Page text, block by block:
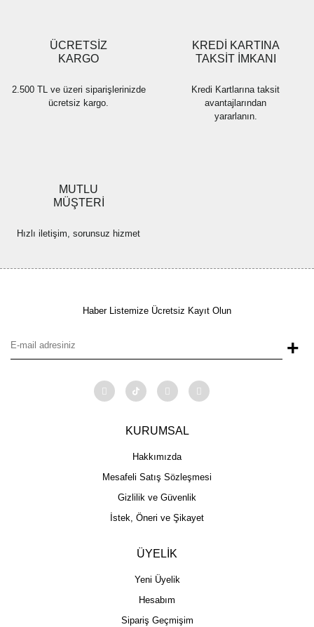
ÜCRETSİZ
KARGO
2.500 TL ve üzeri siparişlerinizde
ücretsiz kargo.
KREDİ KARTINA
TAKSİT İMKANI
Kredi Kartlarına taksit
avantajlarından
yararlanın.
MUTLU
MÜŞTERİ
Hızlı iletişim, sorunsuz hizmet
Haber Listemize Ücretsiz Kayıt Olun
+
KURUMSAL
Hakkımızda
Mesafeli Satış Sözleşmesi
Gizlilik ve Güvenlik
İstek, Öneri ve Şikayet
ÜYELİK
Yeni Üyelik
Hesabım
Sipariş Geçmişim